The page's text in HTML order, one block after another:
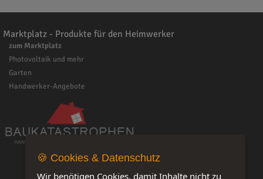
Marktplatz - Produkte für den Heimwerker
zum Marktplatz
Photovoltaik und mehr
Garten
Handwerker-Angebote
🍪 Cookies & Datenschutz
Wir benötigen Cookies, damit Inhalte nicht zu